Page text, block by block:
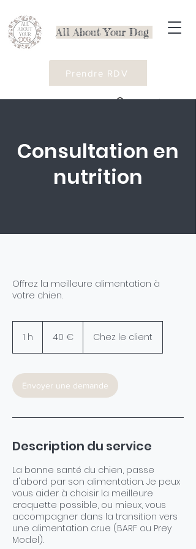
All About Your Dog
Prendre RDV
Consultation en
nutrition
Offrez la meilleure alimentation à
votre chien.
1 h 40 € Chez le client
Envoyer une demande
Description du service
La bonne santé du chien, passe
d'abord par son alimentation. Je peux
vous aider à choisir la meilleure
croquette possible, ou mieux, vous
accompagner dans la transition vers
une alimentation crue (BARF ou Prey
Model).